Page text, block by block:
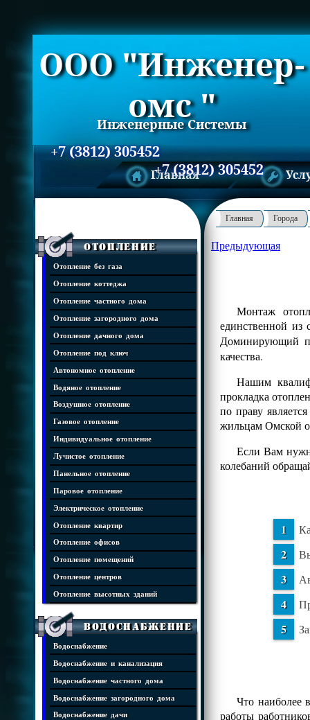
ООО "Инженер-
омс "
Инженерные Системы
+7 (3812) 305452
+7 (3812) 305452
Главная
Отопление
Отопление без газа
Отопление коттеджа
Отопление частного дома
Отопление загородного дома
Отопление дачного дома
Отопление под ключ
Автономное отопление
Водяное отопление
Воздушное отопление
Газовое отопление
Индивидуальное отопление
Лучистое отопление
Панельное отопление
Паровое отопление
Электрическое отопление
Отопление квартир
Отопление офисов
Отопление помещений
Отопление центров
Отопление высотных зданий
Водоснабжение
Водоснабжение
Водоснабжение и канализация
Водоснабжение частного дома
Водоснабжение загородного дома
Водоснабжение дачи
Главная Города
Предыдующая
Монтаж
единственной из
Доминирующий
качества.
Нашим
прокладка
по праву
жильцам Омской
Если Вам
колебаний
Что наиболее
работы